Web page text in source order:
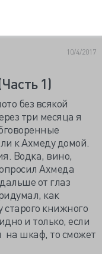
10/4/2017
1)
без всякой
три месяца я
к Ахмеду домой.
Водка, вино,
Ахмеда
от глаз
как
книжного
и только, если
на шкаф, то сможет